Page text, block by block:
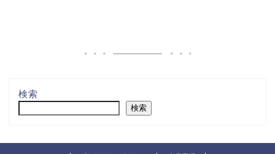
検索
検索